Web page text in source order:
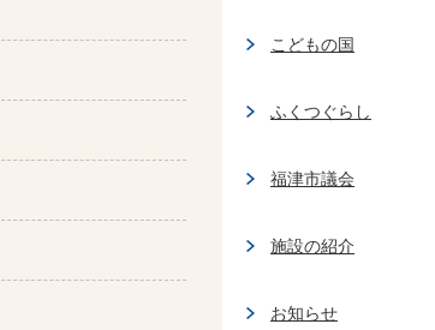
こどもの国
ふくつぐらし
福津市議会
施設の紹介
お知らせ